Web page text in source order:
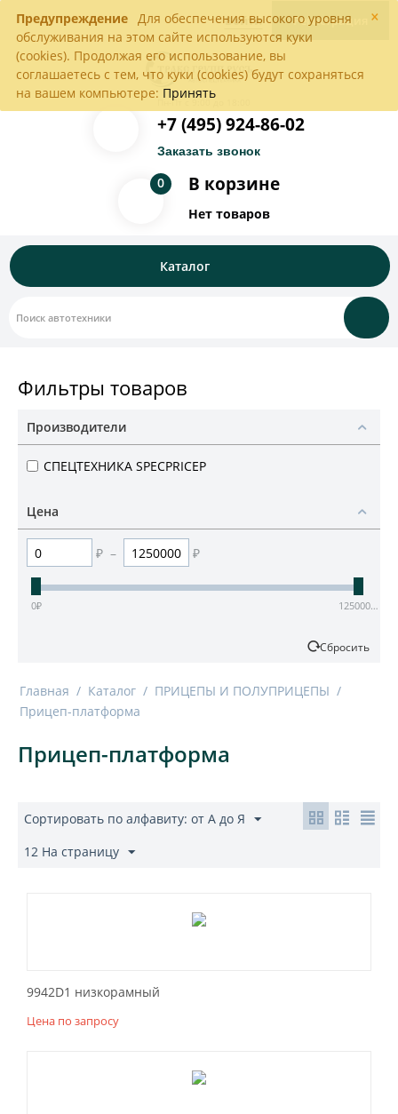
×
Предупреждение Для обеспечения высокого уровня
обслуживания на этом сайте используются куки
(cookies). Продолжая его использование, вы
соглашаетесь с тем, что куки (cookies) будут сохраняться
на вашем компьютере: Принять
Войти Регистрация
Пн-Пт с 9:00 до 18:00
+7 (495) 924-86-02
Заказать звонок
В корзине
0
Нет товаров
Каталог
Фильтры товаров
Производители
СПЕЦТЕХНИКА SPECPRICEP
Цена
₽ – ₽
0₽ 12500000
Сбросить
Главная / Каталог / ПРИЦЕПЫ И ПОЛУПРИЦЕПЫ /
Прицеп-платформа
Прицеп-платформа
Сортировать по алфавиту: от А до Я
12 На страницу
9942D1 низкорамный
Цена по запросу